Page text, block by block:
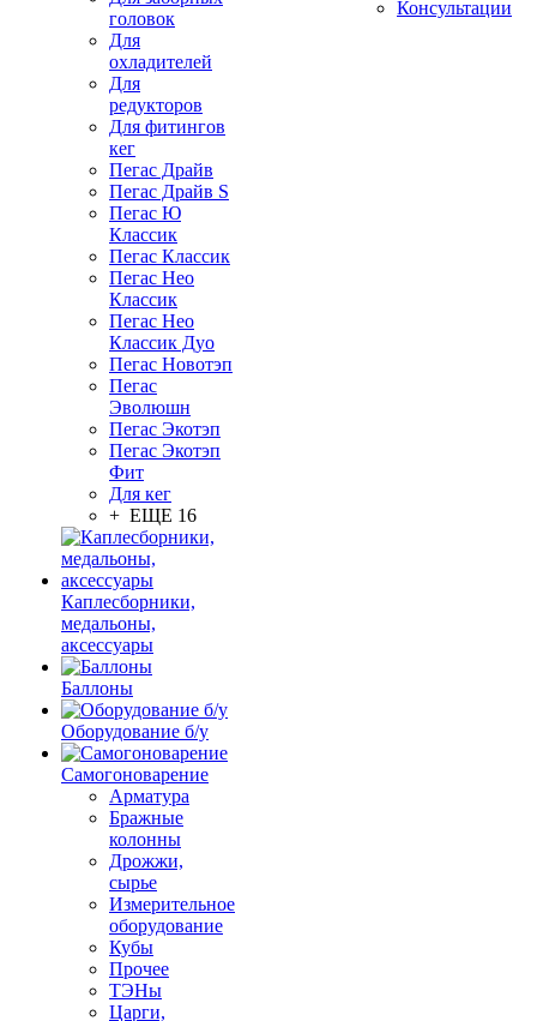
головок
Для
охладителей
Для
редукторов
Для фитингов
кег
Пегас Драйв
Пегас Драйв S
Пегас Ю
Классик
Пегас Классик
Пегас Нео
Классик
Пегас Нео
Классик Дуо
Пегас Новотэп
Пегас
Эволюшн
Пегас Экотэп
Пегас Экотэп
Фит
Для кег
+ ЕЩЕ 16
Каплесборники,
медальоны,
аксессуары
Баллоны
Оборудование б/у
Самогоноварение
Арматура
Бражные
колонны
Дрожжи,
сырье
Измерительное
оборудование
Кубы
Прочее
ТЭНы
Царги,
Консультации